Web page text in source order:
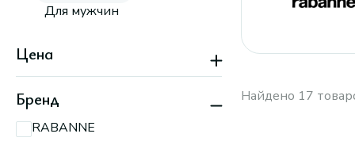
Для мужчин
Цена
Бренд
RABANNE
Найдено 17